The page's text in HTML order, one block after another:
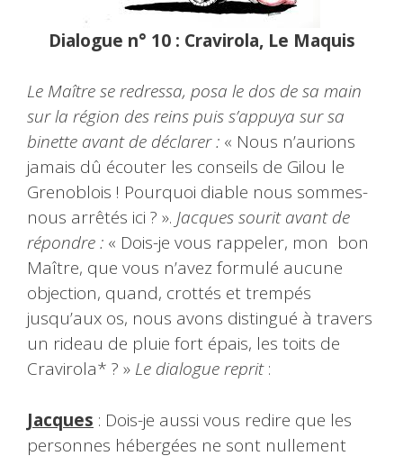
Dialogue n° 10 : Cravirola, Le Maquis
Le Maître se redressa, posa le dos de sa main
sur la région des reins puis s’appuya sur sa
binette avant de déclarer : « Nous n’aurions
jamais dû écouter les conseils de Gilou le
Grenoblois ! Pourquoi diable nous sommes-
nous arrêtés ici ? ». Jacques sourit avant de
répondre : « Dois-je vous rappeler, mon bon
Maître, que vous n’avez formulé aucune
objection, quand, crottés et trempés
jusqu’aux os, nous avons distingué à travers
un rideau de pluie fort épais, les toits de
Cravirola* ? » Le dialogue reprit:
Jacques : Dois-je aussi vous redire que les
personnes hébergées ne sont nullement